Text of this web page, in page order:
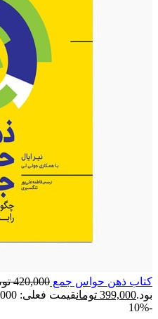
کتاب ذهن حواس جمع 420,000
بود.399,000 تومانقیمت فعلی: 399,000 تومان.
-10%